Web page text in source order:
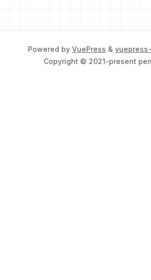
Powered by VuePress &
Copyright © 2021-present